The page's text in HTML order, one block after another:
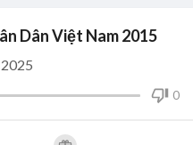
Dân Việt Nam 2015
0